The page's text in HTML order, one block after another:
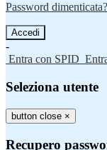
Password dimenticata?
-
Entra con SPID
Seleziona utente
button close ×
Recupero